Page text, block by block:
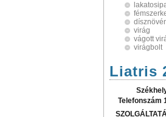
virág
vágott
virágbolt
Liatris
Telefonszám